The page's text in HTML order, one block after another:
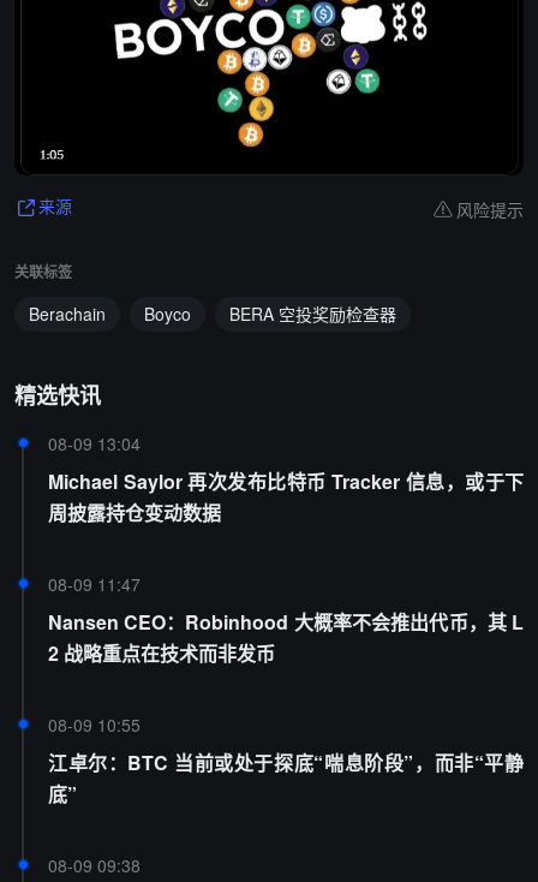
来源 风险提示
关联标签
Berachain Boyco BERA 空投奖励检查器
精选快讯
08-09 13:04
Michael Saylor 再次发布比特币 Tracker 信息，或于下
周披露持仓变动数据
08-09 11:47
Nansen CEO：Robinhood 大概率不会推出代币，其 L
2 战略重点在技术而非发币
08-09 10:55
江卓尔：BTC 当前或处于探底“喘息阶段”，而非“平静
底”
08-09 09:38